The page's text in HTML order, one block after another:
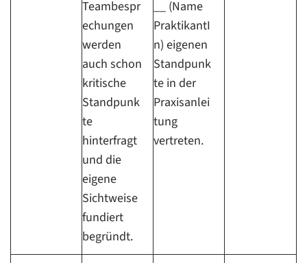
Teambespr
echungen
werden
auch schon
kritische
Standpunk
te
hinterfragt
und die
eigene
Sichtweise
fundiert
begründt.
__ (Name
PraktikantI
n) eigenen
Standpunk
te in der
Praxisanlei
tung
vertreten.